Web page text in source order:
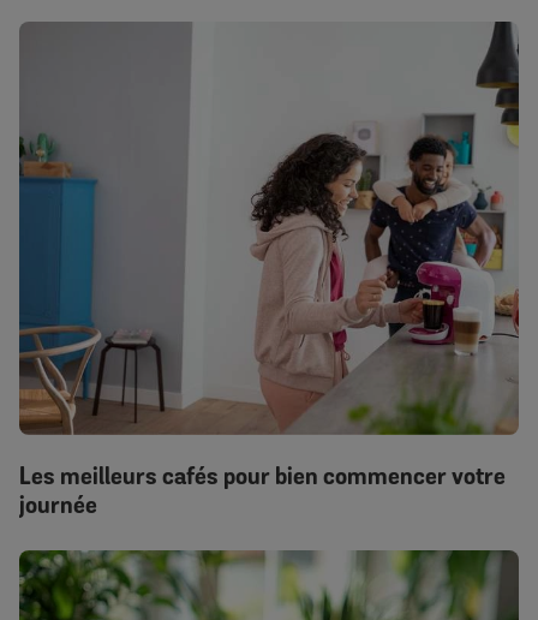
Les meilleurs cafés pour bien commencer votre
journée